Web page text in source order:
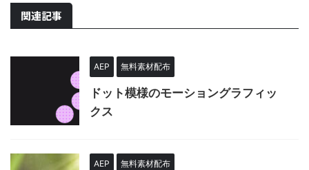
関連記事
AEP 無料素材配布
ドット模様のモーショングラフィッ
クス
AEP 無料素材配布